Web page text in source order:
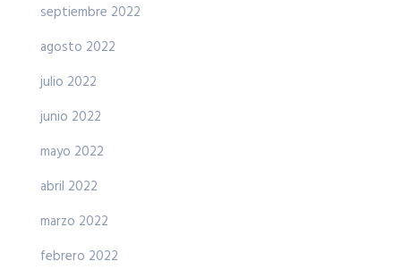
septiembre 2022
agosto 2022
julio 2022
junio 2022
mayo 2022
abril 2022
marzo 2022
febrero 2022